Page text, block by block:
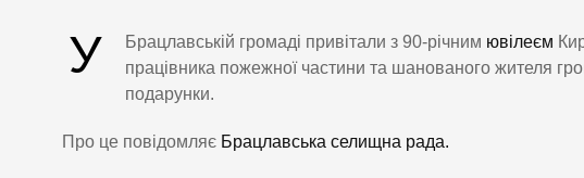
У Брацлавській громаді привітали з 90-річним ювілеєм
працівника пожежної частини та шанованого жителя
подарунки.
Про це повідомляє Брацлавська селищна рада.